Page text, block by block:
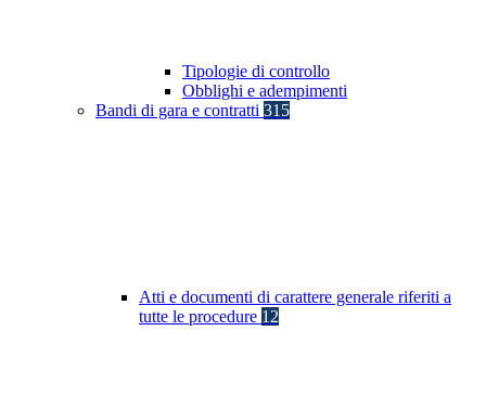
Tipologie di controllo
Obblighi e adempimenti
Bandi di gara e contratti 315
Atti e documenti di carattere generale riferiti a
tutte le procedure 12